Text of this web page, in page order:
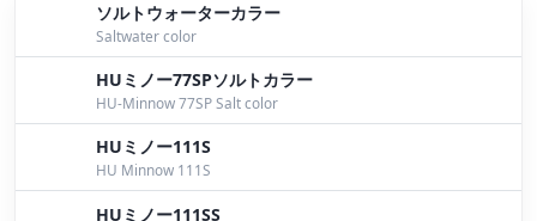
ソルトウォーターカラー
Saltwater color
HUミノー77SPソルトカラー
HU-Minnow 77SP Salt color
HUミノー111S
HU Minnow 111S
HUミノー111SS